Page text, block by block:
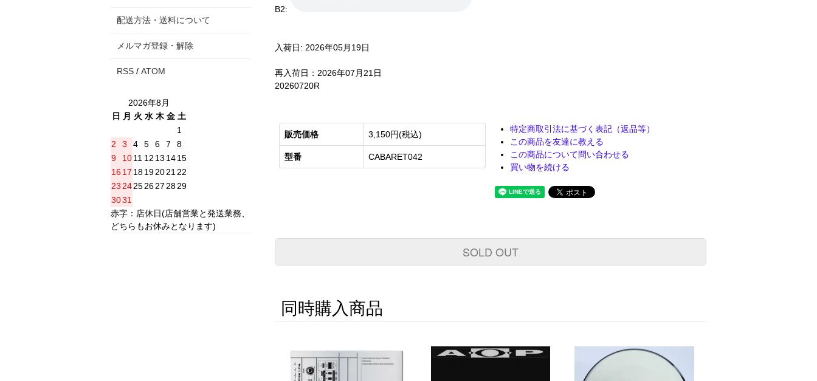
B2:
入荷日: 2026年05月19日
再入荷日：2026年07月21日
20260720R
販売価格 3,150円(税込)
型番 CABARET042
特定商取引法に基づく表記（返品等）
この商品を友達に教える
この商品について問い合わせる
買い物を続ける
SOLD OUT
同時購入商品
配送方法・送料について
メルマガ登録・解除
RSS / ATOM
2026年8月
日
月 火 水 木 金 土
1
2
3 4 5 6 7
8
9
1011 12 13 1415
16 17 18192021 22
23 24252627 2829
3031
赤字：店休日(店舗営業と発送業務、
どちらもお休みとなります)